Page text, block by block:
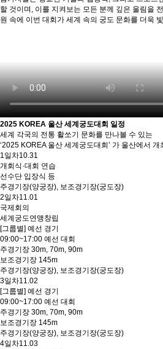
할 것이며, 이를 지켜보는 모든 분께 깊은 울림을
원 속에 이번 대회가 세계 속의 궁도 문화를 더욱
2025 KOREA 울산 세계궁도대회 일정
세계 각국의 전통 활쏘기 문화를 만나볼 수 있는
‘2025 KOREA 울산 세계궁도대회’ 가 울산에서 개
1일차10.31
개회식·대회 연습
선수단 입장식 등
주경기장(양궁장), 보조경기장(궁도장)
2일차11.01
국제회의
세계궁도연맹창립
[그룹별] 예선 경기
09:00~17:00 예선 대회
주경기장 30m, 70m, 90m
보조경기장 145m
주경기장(양궁장), 보조경기장(궁도장)
3일차11.02
[그룹별] 예선 경기
09:00~17:00 예선 대회
주경기장 30m, 70m, 90m
보조경기장 145m
주경기장(양궁장), 보조경기장(궁도장)
4일차11.03